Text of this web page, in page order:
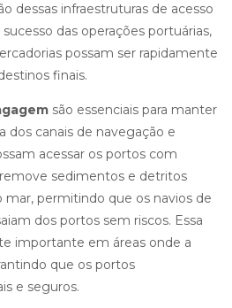
dessas infraestruturas de acesso
das operações portuárias,
possam ser rapidamente
finais.
são essenciais para manter
dos canais de navegação e
acessar os portos com
sedimentos e detritos
permitindo que os navios de
dos portos sem riscos. Essa
importante em áreas onde a
que os portos
e seguros.